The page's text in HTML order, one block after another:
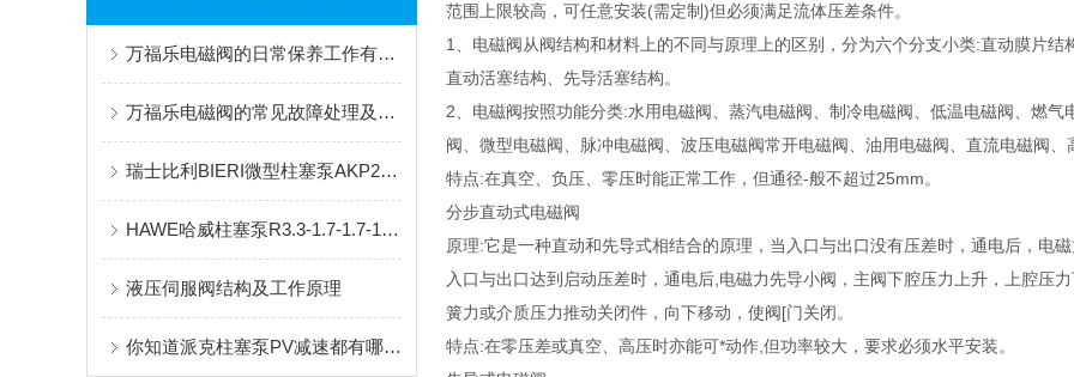
万福乐电磁阀的日常保养工作有哪些呢?
万福乐电磁阀的常见故障处理及防范
瑞士比利BIERI微型柱塞泵AKP20系列原理及维修
HAWE哈威柱塞泵R3.3-1.7-1.7-1.7-1.7A工作原理
液压伺服阀结构及工作原理
你知道派克柱塞泵PV减速都有哪些原因吗？
范围上限较高，可任意安装(需定制)但必须满足流体压差条件。
1、电磁阀从阀结构和材料上的不同与原理上的区别，分为六个分支小类:直动膜片
直动活塞结构、先导活塞结构。
2、电磁阀按照功能分类:水用电磁阀、蒸汽电磁阀、制冷电磁阀、低温电磁阀、燃
阀、微型电磁阀、脉冲电磁阀、波压电磁阀常开电磁阀、油用电磁阀、直流电磁阀
特点:在真空、负压、零压时能正常工作，但通径-般不超过25mm。
分步直动式电磁阀
原理:它是一种直动和先导式相结合的原理，当入口与出口没有压差时，通电后，电
入口与出口达到启动压差时，通电后,电磁力先导小阀，主阀下腔压力上升，上腔压
簧力或介质压力推动关闭件，向下移动，使阀[门关闭。
特点:在零压差或真空、高压时亦能可*动作,但功率较大，要求必须水平安装。